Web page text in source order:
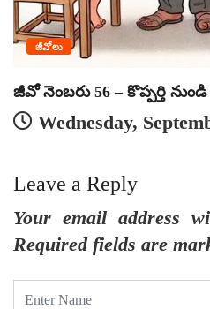
జీవోలు
జీవో నెంబరు 56 – కొప్పర్తి
Wednesday,
Leave a Reply
Your email address
Required fields are